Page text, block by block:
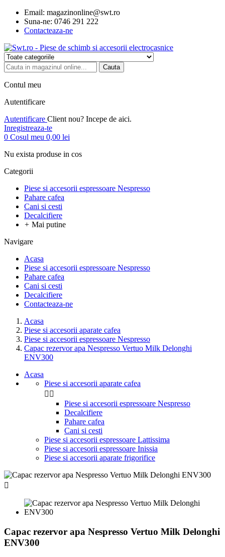
Email: magazinonline@swt.ro
Suna-ne: 0746 291 222
Contacteaza-ne
Cauta
Contul meu
Autentificare
Autentificare Client nou? Incepe de aici.
Inregistreaza-te
0 Cosul meu 0,00 lei
Nu exista produse in cos
Categorii
Piese si accesorii espressoare Nespresso
Pahare cafea
Cani si cesti
Decalcifiere
+ Mai putine
Navigare
Acasa
Piese si accesorii espressoare Nespresso
Pahare cafea
Cani si cesti
Decalcifiere
Contacteaza-ne
Acasa
Piese si accesorii aparate cafea
Piese si accesorii espressoare Nespresso
Capac rezervor apa Nespresso Vertuo Milk Delonghi
ENV300
Acasa
Piese si accesorii aparate cafea
 
Piese si accesorii espressoare Nespresso
Decalcifiere
Pahare cafea
Cani si cesti
Piese si accesorii espressoare Lattissima
Piese si accesorii espressoare Inissia
Piese si accesorii aparate frigorifice

Capac rezervor apa Nespresso Vertuo Milk Delonghi
ENV300